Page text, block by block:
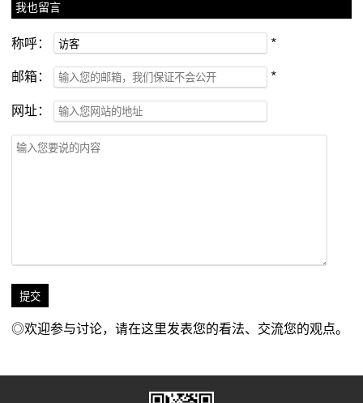
我也留言
称呼： *
邮箱： *
网址：
◎欢迎参与讨论，请在这里发表您的看法、交流您的观点。